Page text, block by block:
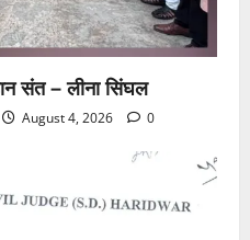
संत – लीना सिंघल
August 4, 2026 0